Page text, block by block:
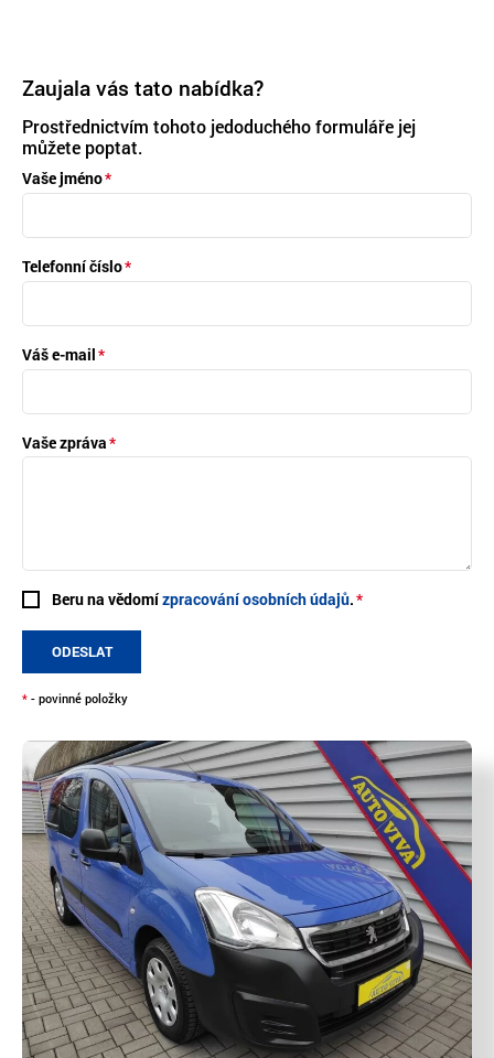
Zaujala vás tato nabídka?
Prostřednictvím tohoto jedoduchého formuláře jej
můžete poptat.
Vaše jméno
Telefonní číslo
Váš e-mail
Vaše zpráva
Beru na vědomízpracování osobních údajů.
ODESLAT
* - povinné položky